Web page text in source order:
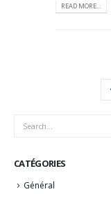
READ MORE...
CATÉGORIES
Général